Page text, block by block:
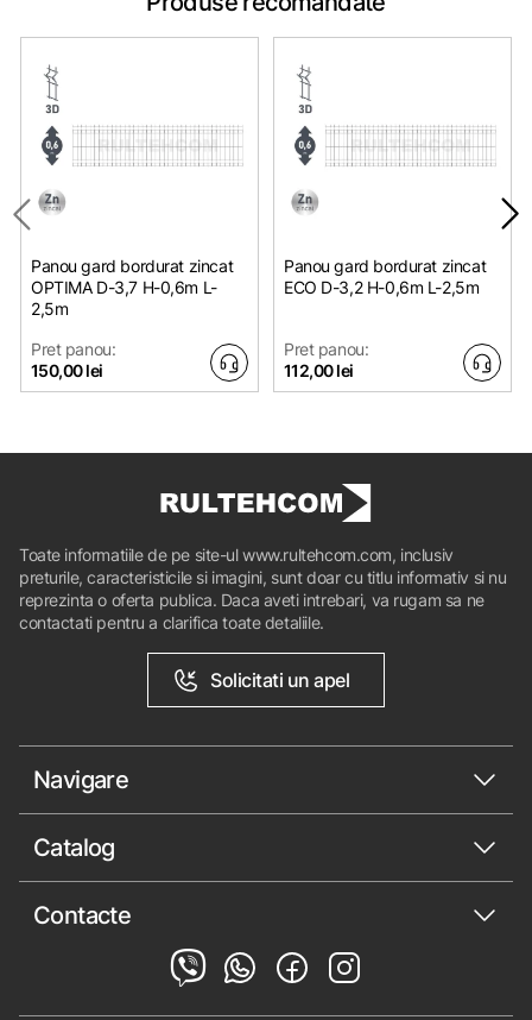
Panou gard bordurat zincat
OPTIMA D-3,7 H-0,6m L-
2,5m
Pret panou:
150,00 lei
Panou gard bordurat zincat
ЕСО D-3,2 H-0,6m L-2,5m
Pret panou:
112,00 lei
Toate informatiile de pe site-ul www.rultehcom.com, inclusiv
preturile, caracteristicile si imagini, sunt doar cu titlu informativ si nu
reprezinta o oferta publica. Daca aveti intrebari, va rugam sa ne
contactati pentru a clarifica toate detaliile.
Solicitati un apel
Navigare
Catalog
Contacte